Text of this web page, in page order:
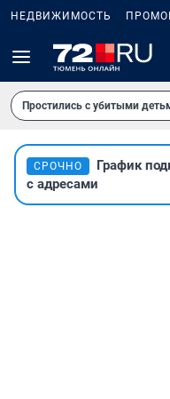
НЕДВИЖИМОСТЬ
Простились с убитыми
СРОЧНО
График
с адресами